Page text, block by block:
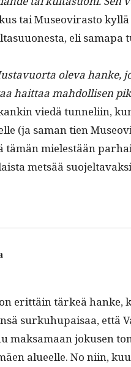
tai Museovi­ras­to
eli sama­pa
ole­va han­ke,
hait­taa mah­dol­lisen
viedä tun­neli­in,
(ja saman tien
tämän mielestään
met­sää
erit­täin tärkeä han­ke,
surkuhu­paisaa, että
mak­samaan jokusen
alueelle. No niin,